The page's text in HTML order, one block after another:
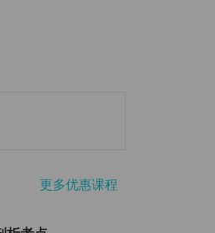
更多优惠课程